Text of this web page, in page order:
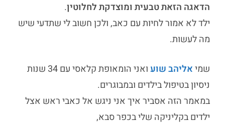
הדאגה הזאת טבעית ומוצדקת לחלוטין.
ילד לא אמור לחיות עם כאב, ולכן חשוב לי שתדעי שיש
מה לעשות.
שמיאליהב שוע
ואני הומאופת קלאסי עם 34 שנות
ניסיון בטיפול בילדים ובמבוגרים.
במאמר הזה אסביר איך אני ניגש אל כאבי ראש אצל
ילדיםבקליניקה שלי בכפר סבא,